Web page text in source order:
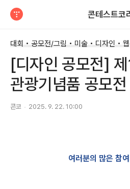
콘테스트코
대회 • 공모전/그림 • 미술 • 디자인 •
[디자인 공모전]
관광기념품 공모전
콘코 2025. 9. 22. 10:00
여러분의 많은 참